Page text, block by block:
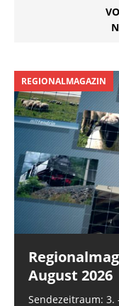
REGIONALMAGAZIN
August 2026
Sendezeitraum: